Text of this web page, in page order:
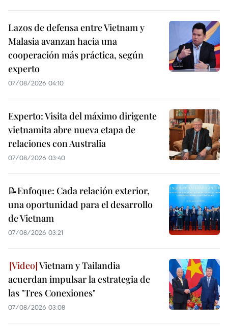
Lazos de defensa entre Vietnam y
Malasia avanzan hacia una
cooperación más práctica, según
experto
07/08/2026 04:10
Experto: Visita del máximo dirigente
vietnamita abre nueva etapa de
relaciones con Australia
07/08/2026 03:40
📝Enfoque: Cada relación exterior,
una oportunidad para el desarrollo
de Vietnam
07/08/2026 03:21
Vietnam y Tailandia
acuerdan impulsar la estrategia de
las "Tres Conexiones"
07/08/2026 03:08